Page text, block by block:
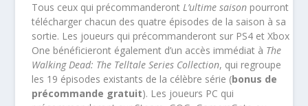
Tous ceux qui précommanderontL’ultime saison pourront
télécharger chacun des quatre épisodes de la saison à sa
sortie. Les joueurs qui précommanderont sur PS4 et Xbox
One bénéficieront également d’un accès immédiat à The
Walking Dead: The Telltale Series Collection, qui regroupe
les 19 épisodes existants de la célèbre série (bonus de
précommande gratuit). Les joueurs PC qui